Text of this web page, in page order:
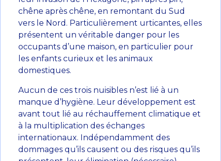
chêne après chêne, en remontant du Sud
vers le Nord. Particulièrement urticantes, elles
présentent un véritable danger pour les
occupants d’une maison, en particulier pour
les enfants curieux et les animaux
domestiques.
Aucun de ces trois nuisibles n’est lié à un
manque d’hygiène. Leur développement est
avant tout lié au réchauffement climatique et
à la multiplication des échanges
internationaux. Indépendamment des
dommages qu’ils causent ou des risques qu’ils